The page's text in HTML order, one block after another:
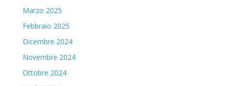
Marzo 2025
Febbraio 2025
Dicembre 2024
Novembre 2024
Ottobre 2024